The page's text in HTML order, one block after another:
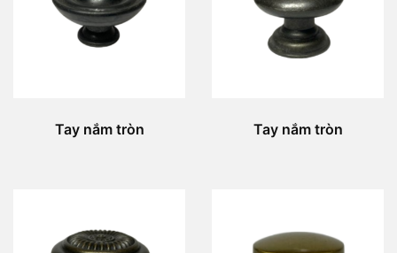
Tay nắm tròn Tay nắm tròn